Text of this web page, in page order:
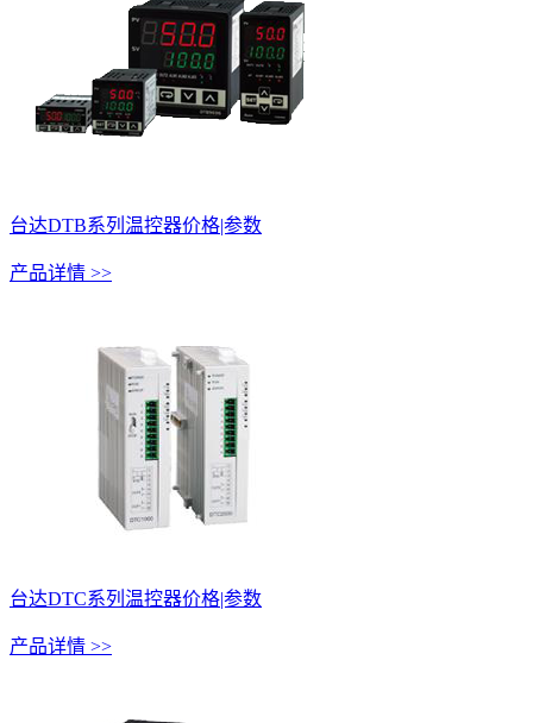
台达DTB系列温控器价格|参数
产品详情 >>
台达DTC系列温控器价格|参数
产品详情 >>